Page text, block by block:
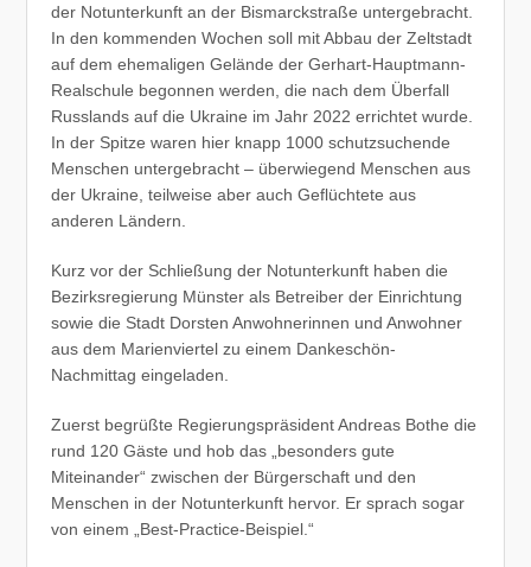
der Notunterkunft an der Bismarckstraße untergebracht.
In den kommenden Wochen soll mit Abbau der Zeltstadt
auf dem ehemaligen Gelände der Gerhart-Hauptmann-
Realschule begonnen werden, die nach dem Überfall
Russlands auf die Ukraine im Jahr 2022 errichtet wurde.
In der Spitze waren hier knapp 1000 schutzsuchende
Menschen untergebracht – überwiegend Menschen aus
der Ukraine, teilweise aber auch Geflüchtete aus
anderen Ländern.
Kurz vor der Schließung der Notunterkunft haben die
Bezirksregierung Münster als Betreiber der Einrichtung
sowie die Stadt Dorsten Anwohnerinnen und Anwohner
aus dem Marienviertel zu einem Dankeschön-
Nachmittag eingeladen.
Zuerst begrüßte Regierungspräsident Andreas Bothe die
rund 120 Gäste und hob das „besonders gute
Miteinander“ zwischen der Bürgerschaft und den
Menschen in der Notunterkunft hervor. Er sprach sogar
von einem „Best-Practice-Beispiel.“